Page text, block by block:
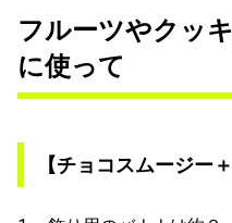
フルーツやクッ
に使って
【チョコスムージー